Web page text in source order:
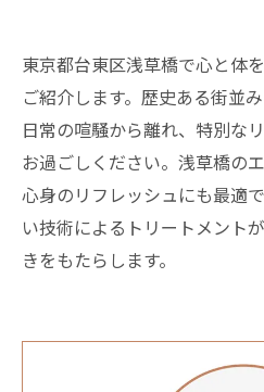
東京都台東区浅草橋で心と体
ご紹介します。歴史ある街並
日常の喧騒から離れ、特別な
お過ごしください。浅草橋の
心身のリフレッシュにも最適
い技術によるトリートメント
きをもたらします。